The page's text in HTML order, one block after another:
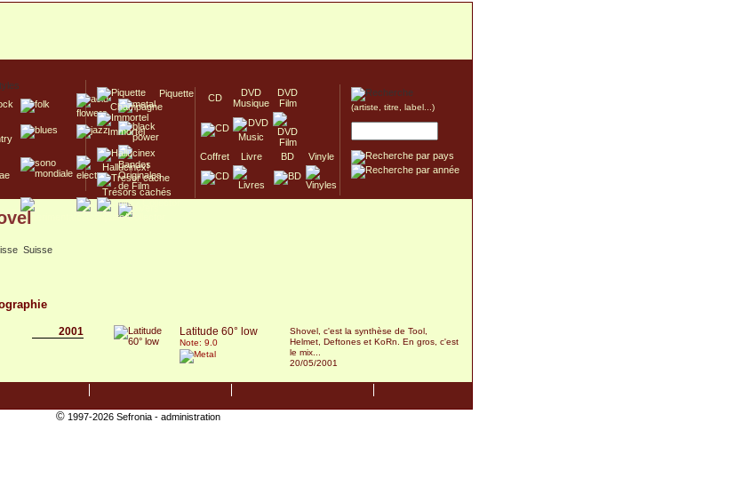
Piquette
Champagne
Immortel
Hallucinex!
Trésors cachés
Culte/Collector
CD
DVD
Musique
DVD
Film
Coffret Livre BD Vinyle
(artiste, titre, label...)
Suisse
2001 Latitude 60° low
Note: 9.0
Shovel, c'est la synthèse de Tool,
Helmet, Deftones et KoRn. En gros, c'est
le mix...
20/05/2001
©1997-2026 Sefronia - administration